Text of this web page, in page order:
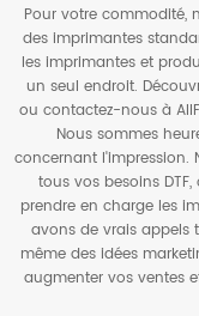
Pour votre commodité,
des imprimantes
les imprimantes et
un seul endroit.
ou contactez-nous à
Nous sommes
concernant l'impression.
tous vos besoins
prendre en charge les
avons de vrais appels
même des idées
augmenter vos ventes